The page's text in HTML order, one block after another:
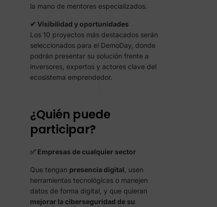
la mano de mentores especializados.
✔ Visibilidad y oportunidades
Los 10 proyectos más destacados serán
seleccionados para el DemoDay, donde
podrán presentar su solución frente a
inversores, expertos y actores clave del
ecosistema emprendedor.
¿Quién puede
participar?
✅ Empresas de cualquier sector
Que tengan presencia digital , usen
herramientas tecnológicas o manejen
datos de forma digital, y que quieran
mejorar la ciberseguridad de su